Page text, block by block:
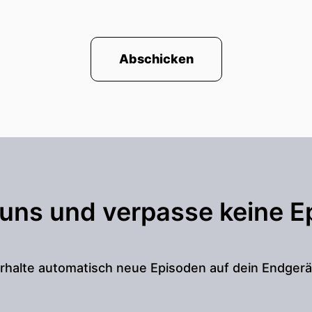
Abschicken
und verpasse keine
automatisch neue Episoden auf dein